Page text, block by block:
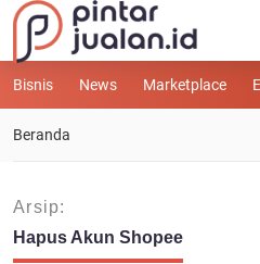
Bisnis News Marketplace
Beranda
Arsip:
Hapus Akun Shopee